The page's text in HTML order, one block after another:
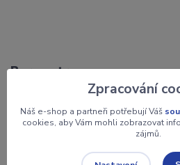
Parametry
Barva bílá
70 x 24
Zpracování
Náš e-shop a partneři potřebují Váš
cookies, aby Vám mohli zobrazovat
zájmů.